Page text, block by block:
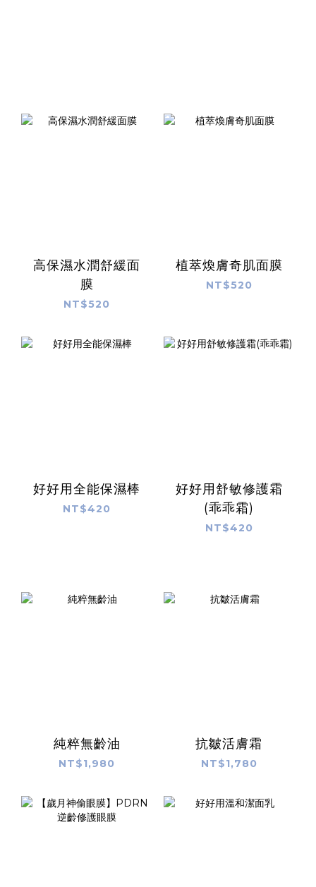
高保濕水潤舒緩面
膜
NT$520
植萃煥膚奇肌面膜
NT$520
好好用全能保濕棒
NT$420
好好用舒敏修護霜
(乖乖霜)
NT$420
純粹無齡油
NT$1,980
抗皺活膚霜
NT$1,780